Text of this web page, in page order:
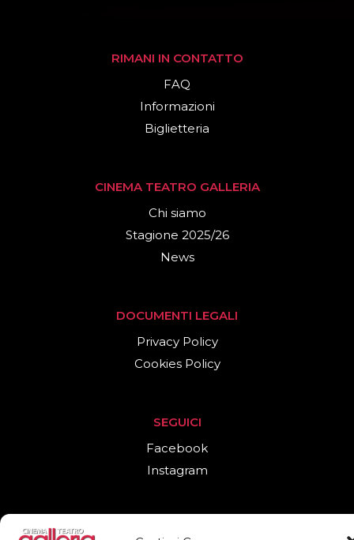
RIMANI IN CONTATTO
FAQ
Informazioni
Biglietteria
CINEMA TEATRO GALLERIA
Chi siamo
Stagione 2025/26
News
DOCUMENTI LEGALI
Privacy Policy
Cookies Policy
SEGUICI
Facebook
Instagram